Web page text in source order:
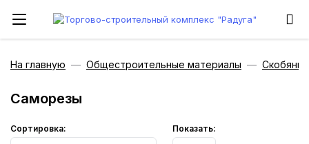
На главную Общестроительные материалы
Саморезы
Сортировка: Показать: